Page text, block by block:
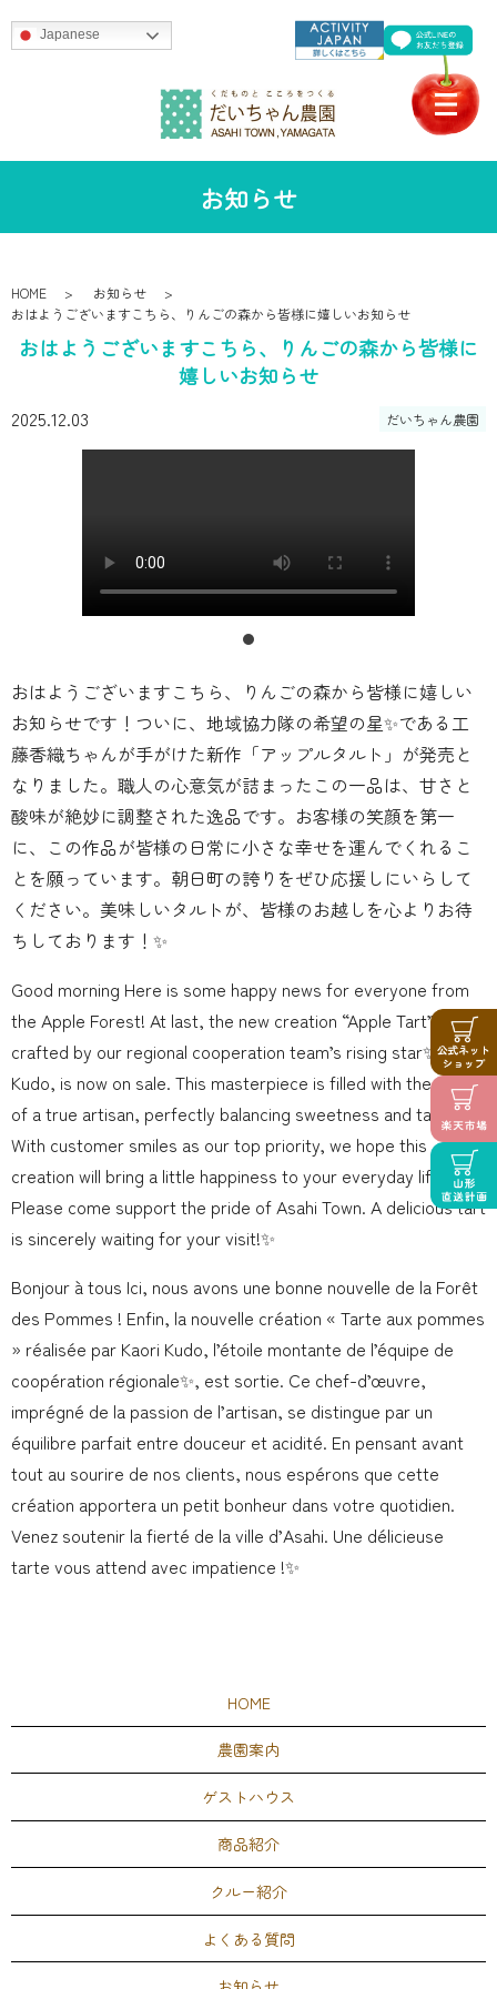
Japanese
お知らせ
HOME
お知らせ
おはようございますこちら、りんごの森から皆様に嬉しいお知らせ
おはようございますこちら、りんごの森から皆様に
嬉しいお知らせ
2025.12.03 だいちゃん農園
おはようございますこちら、りんごの森から皆様に嬉しい
お知らせです！ついに、地域協力隊の希望の星✨である工
藤香織ちゃんが手がけた新作「アップルタルト」が発売と
なりました。職人の心意気が詰まったこの一品は、甘さと
酸味が絶妙に調整された逸品です。お客様の笑顔を第一
に、この作品が皆様の日常に小さな幸せを運んでくれるこ
とを願っています。朝日町の誇りをぜひ応援しにいらして
ください。美味しいタルトが、皆様のお越しを心よりお待
ちしております！✨
Good morning Here is some happy news for everyone from
the Apple Forest! At last, the new creation “Apple Tart”
crafted by our regional cooperation team’s rising star✨, Kaori
Kudo, is now on sale. This masterpiece is filled with the spirit
of a true artisan, perfectly balancing sweetness and tartness.
With customer smiles as our top priority, we hope this
creation will bring a little happiness to your everyday life.
Please come support the pride of Asahi Town. A delicious tart
is sincerely waiting for your visit!✨
Bonjour à tous Ici, nous avons une bonne nouvelle de la Forêt
des Pommes ! Enfin, la nouvelle création « Tarte aux pommes
» réalisée par Kaori Kudo, l’étoile montante de l’équipe de
coopération régionale✨, est sortie. Ce chef-d’œuvre,
imprégné de la passion de l’artisan, se distingue par un
équilibre parfait entre douceur et acidité. En pensant avant
tout au sourire de nos clients, nous espérons que cette
création apportera un petit bonheur dans votre quotidien.
Venez soutenir la fierté de la ville d’Asahi. Une délicieuse
tarte vous attend avec impatience !✨
HOME
農園案内
ゲストハウス
商品紹介
クルー紹介
よくある質問